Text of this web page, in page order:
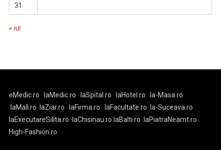
31
« iul.
eMedic.ro laMedic.ro laSpital.ro laHotel.ro
la-Masa.ro
laMall.ro
laZiar.ro laFirma.ro laFacultate.ro
la-Suceava.ro
laExecutareSilita.ro
laChisinau.ro laBalti.ro
laPiatraNeamt.ro
High-Fashion.ro